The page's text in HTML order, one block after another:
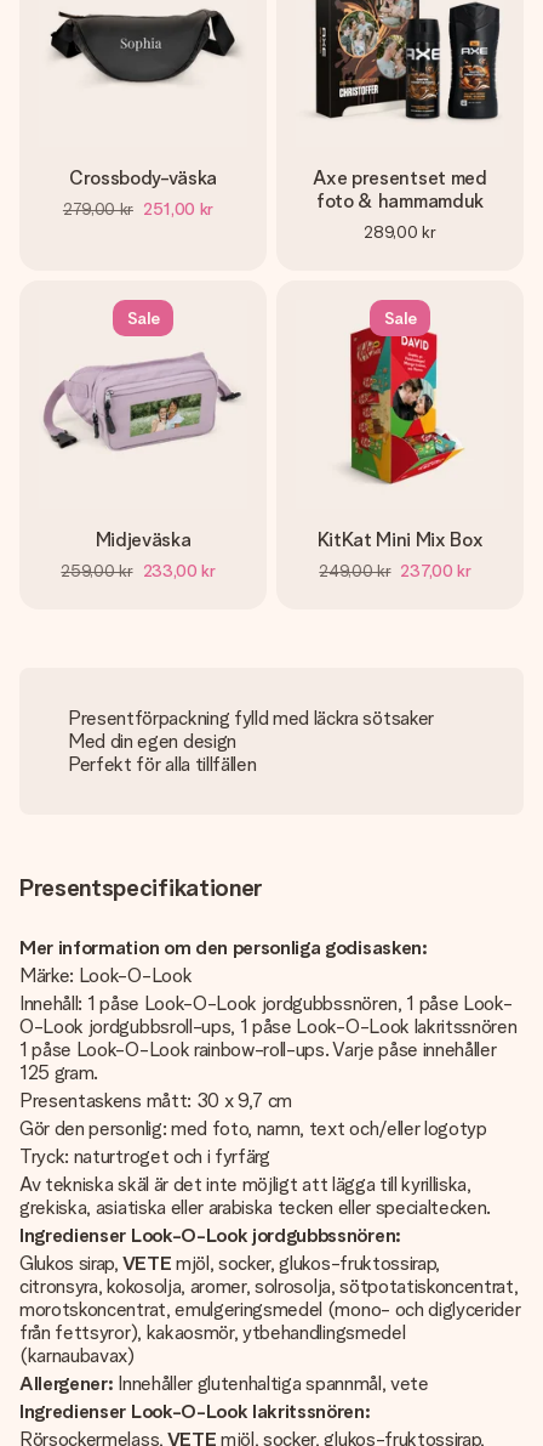
Crossbody-väska
279,00 kr 251,00 kr
Axe presentset med
foto & hammamduk
289,00 kr
Sale
Midjeväska
259,00 kr 233,00 kr
Sale
KitKat Mini Mix Box
249,00 kr 237,00 kr
Presentförpackning fylld med läckra sötsaker
Med din egen design
Perfekt för alla tillfällen
Presentspecifikationer
Mer information om den personliga godisasken:
Märke: Look-O-Look
Innehåll: 1 påse Look-O-Look jordgubbssnören, 1 påse Look-
O-Look jordgubbsroll-ups, 1 påse Look-O-Look lakritssnören
1 påse Look-O-Look rainbow-roll-ups. Varje påse innehåller
125 gram.
Presentaskens mått: 30 x 9,7 cm
Gör den personlig: med foto, namn, text och/eller logotyp
Tryck: naturtroget och i fyrfärg
Av tekniska skäl är det inte möjligt att lägga till kyrilliska,
grekiska, asiatiska eller arabiska tecken eller specialtecken.
Ingredienser Look-O-Look jordgubbssnören:
Glukos sirap, VETE mjöl, socker, glukos-fruktossirap,
citronsyra, kokosolja, aromer, solrosolja, sötpotatiskoncentrat,
morotskoncentrat, emulgeringsmedel (mono- och diglycerider
från fettsyror), kakaosmör, ytbehandlingsmedel
(karnaubavax)
Allergener: Innehåller glutenhaltiga spannmål, vete
Ingredienser Look-O-Look lakritssnören:
Rörsockermelass, VETE mjöl, socker, glukos-fruktossirap,